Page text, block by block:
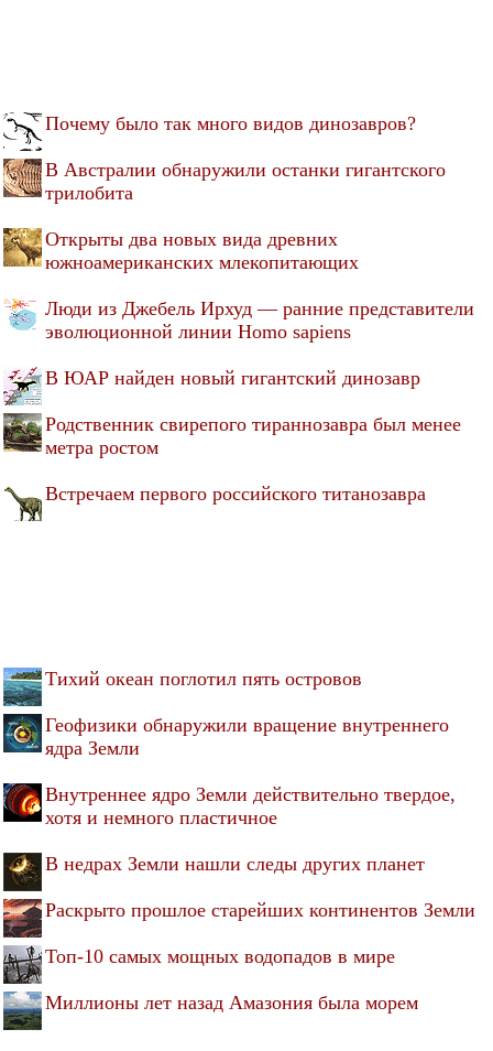
Почему было так много видов динозавров?
В Австралии обнаружили останки гигантского
трилобита
Открыты два новых вида древних
южноамериканских млекопитающих
Люди из Джебель Ирхуд — ранние представители
эволюционной линии Homo sapiens
В ЮАР найден новый гигантский динозавр
Родственник свирепого тираннозавра был менее
метра ростом
Встречаем первого российского титанозавра
Тихий океан поглотил пять островов
Геофизики обнаружили вращение внутреннего
ядра Земли
Внутреннее ядро Земли действительно твердое,
хотя и немного пластичное
В недрах Земли нашли следы других планет
Раскрыто прошлое старейших континентов Земли
Топ-10 самых мощных водопадов в мире
Миллионы лет назад Амазония была морем